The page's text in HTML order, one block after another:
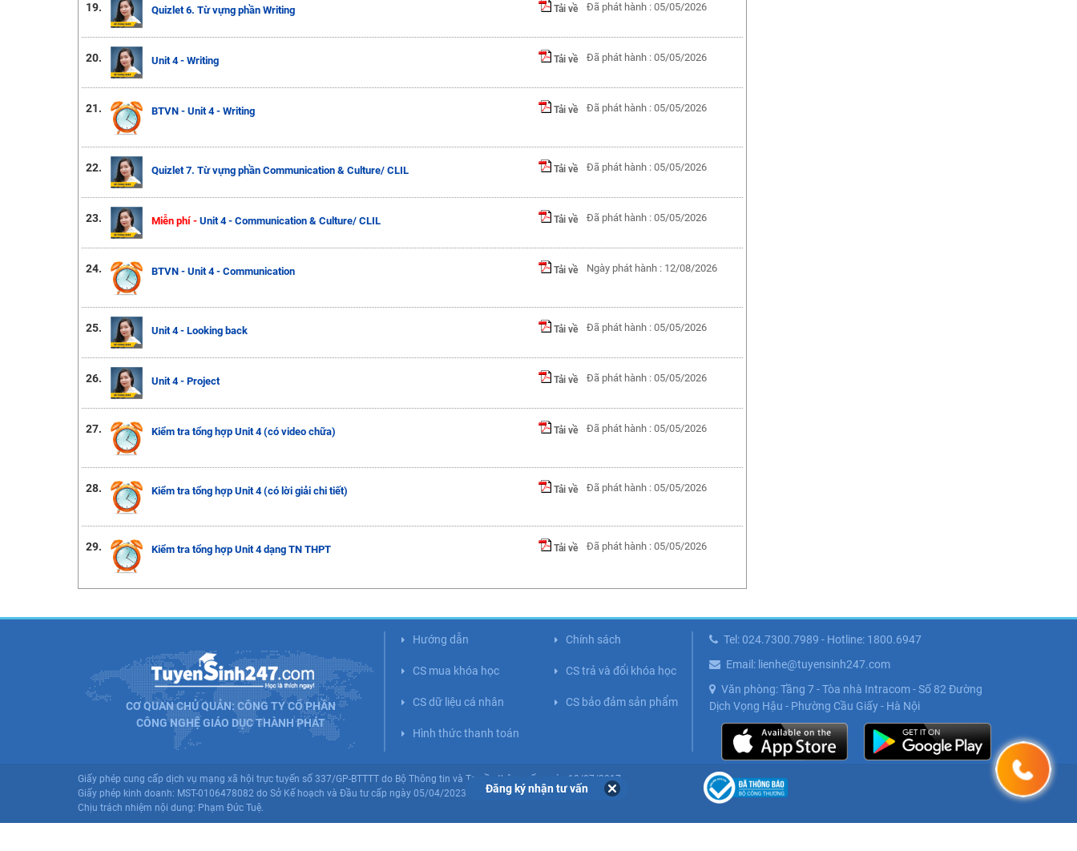
19. Quizlet 6. Từ vựng phần Writing Tải về Đã phát hành : 05/05/2026
20. Unit 4 - Writing Tải về Đã phát hành : 05/05/2026
21. BTVN - Unit 4 - Writing Tải về Đã phát hành : 05/05/2026
22. Quizlet 7. Từ vựng phần Communication & Culture/ CLIL Tải về Đã phát hành : 05/05/2026
23. Miễn phí - Unit 4 - Communication & Culture/ CLIL Tải về Đã phát hành : 05/05/2026
24. BTVN - Unit 4 - Communication Tải về Ngày phát hành : 12/08/2026
25. Unit 4 - Looking back Tải về Đã phát hành : 05/05/2026
26. Unit 4 - Project Tải về Đã phát hành : 05/05/2026
27. Kiểm tra tổng hợp Unit 4 (có video chữa) Tải về Đã phát hành : 05/05/2026
28. Kiểm tra tổng hợp Unit 4 (có lời giải chi tiết) Tải về Đã phát hành : 05/05/2026
29. Kiểm tra tổng hợp Unit 4 dạng TN THPT Tải về Đã phát hành : 05/05/2026
Đăng ký nhận tư vấn
CƠ QUAN CHỦ QUẢN: CÔNG TY CỔ PHẦN
CÔNG NGHỆ GIÁO DỤC THÀNH PHÁT
Hướng dẫn Chính sách
CS mua khóa học CS trả và đổi khóa học
CS dữ liệu cá nhân CS bảo đảm sản phẩm
Hình thức thanh toán
Tel: 024.7300.7989 - Hotline: 1800.6947
Email: lienhe@tuyensinh247.com
Văn phòng: Tầng 7 - Tòa nhà Intracom - Số 82 Đường
Dịch Vọng Hậu - Phường Cầu Giấy - Hà Nội
Giấy phép cung cấp dịch vụ mạng xã hội trực tuyến số 337/GP-BTTTT do Bộ Thông tin và Truyền thông cấp ngày 10/07/2017.
Giấy phép kinh doanh: MST-0106478082 do Sở Kế hoạch và Đầu tư cấp ngày 05/04/2023 (Lần 5).
Chịu trách nhiệm nội dung: Phạm Đức Tuệ.